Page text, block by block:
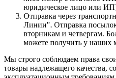
юридическое лицо или
Отправка через
Линии". Отправка
вторникам и четвергам.
можете получить у наших
Мы строго соблюдаем права
товары надлежащего качества,